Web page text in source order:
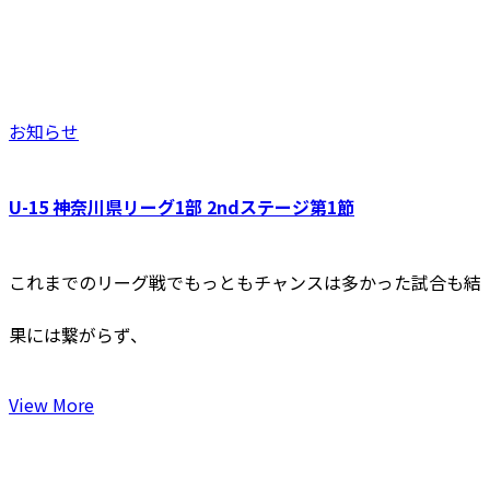
お知らせ
U-15 神奈川県リーグ1部 2ndステージ第1節
これまでのリーグ戦でもっともチャンスは多かった試合も結
果には繋がらず、
View More